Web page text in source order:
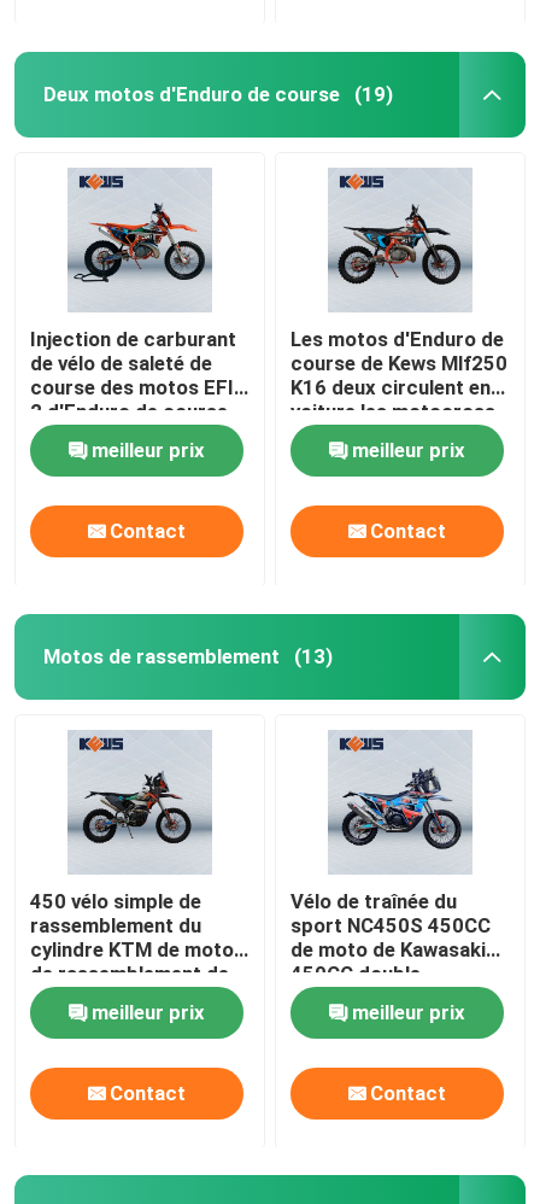
Deux motos d'Enduro de course (19)
Injection de carburant
de vélo de saleté de
course des motos EFI
2 d'Enduro de course
de Kews deux
meilleur prix
Contact
Les motos d'Enduro de
course de Kews Mlf250
K16 deux circulent en
voiture les motocross
250CC 2T
meilleur prix
Contact
Motos de rassemblement (13)
450 vélo simple de
rassemblement du
cylindre KTM de motos
de rassemblement de
cc NC450
meilleur prix
Contact
Vélo de traînée du
sport NC450S 450CC
de moto de Kawasaki
450CC double
meilleur prix
Contact